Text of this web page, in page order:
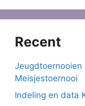
Recent
Jeugdtoernooien
Meisjestoernooi
Indeling en data